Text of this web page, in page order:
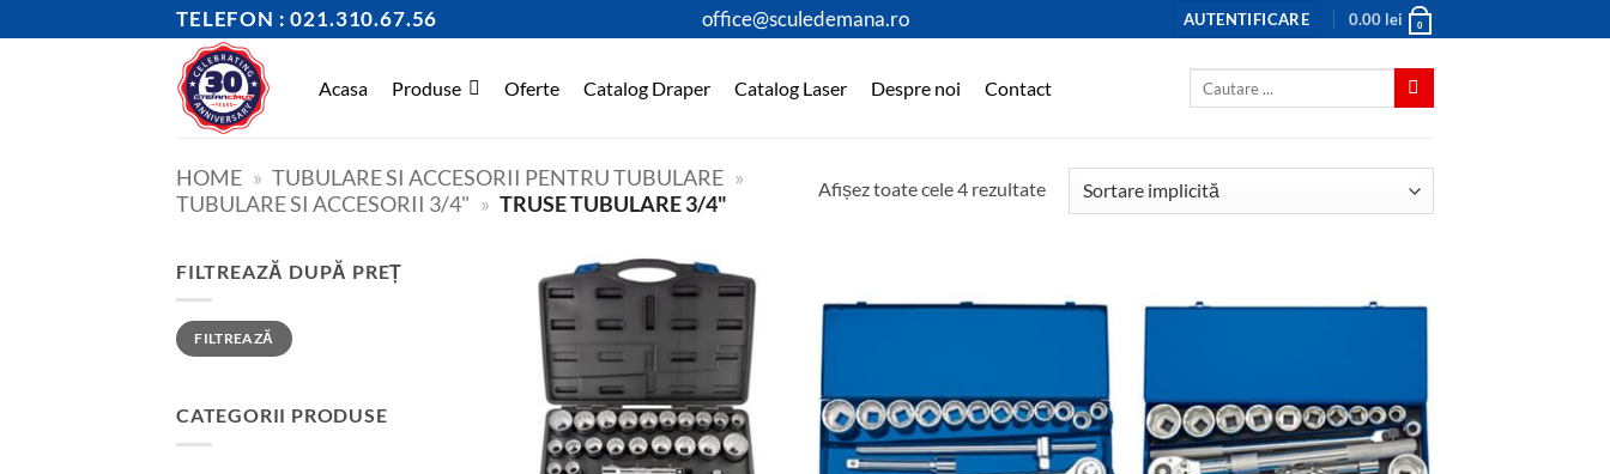
to
TELEFON : 021.310.67.56 office@sculedemana.ro AUTENTIFICARE 0.00 lei 0
Acasa Produse Oferte Catalog Draper Catalog Laser Despre noi Contact
HOME » TUBULARE SI ACCESORII PENTRU TUBULARE »
TUBULARE SI ACCESORII 3/4" » TRUSE TUBULARE 3/4"
Afișez toate cele 4 rezultate
FILTREAZĂ DUPĂ PREȚ
Preț
minim
Preț
maxim
FILTREAZĂ
CATEGORII PRODUSE